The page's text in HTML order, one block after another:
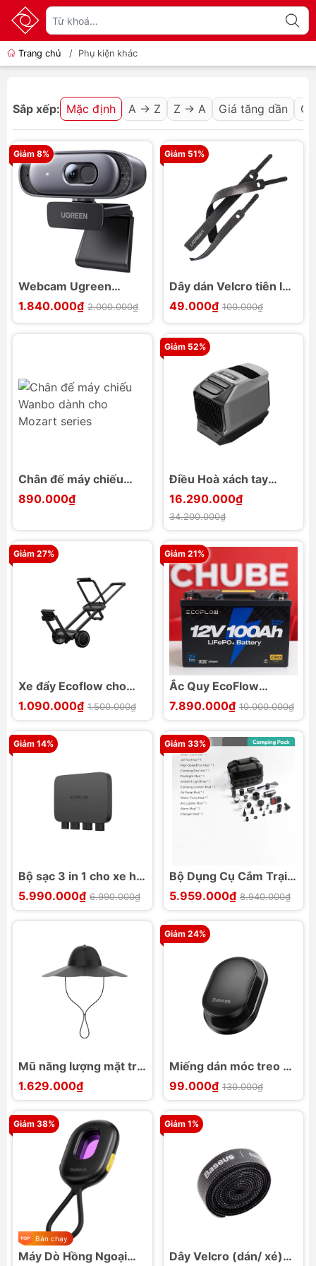
Trang chủ / Phụ kiện khác
Sắp xếp: Mặc định A → Z Z → A Giá tăng dần
Giảm 8%
Webcam Ugreen
35626
2K@30Hz/FullHD
1080p/60fps
1.840.000₫ 2.000.000₫
Giảm 51%
Dây dán Velcro tiên lợi
Ugreen LP146
49.000₫ 100.000₫
Chân đế máy chiếu
Wanbo dành cho
Mozart series
890.000₫
Giảm 52%
Điều Hoà xách tay
Ecoflow Wave 3
16.290.000₫
34.200.000₫
Giảm 27%
Xe đẩy Ecoflow cho
Delta Pro Ultra
1.090.000₫ 1.500.000₫
Giảm 21%
Ắc Quy EcoFlow
Lithium 12V 100Ah
7.890.000₫ 10.000.000₫
Giảm 14%
Bộ sạc 3 in 1 cho xe hơi
EcoFlow 800W sạc
bình, bảo trì, kích bình
5.990.000₫ 6.990.000₫
Giảm 33%
Bộ Dụng Cụ Cắm Trại
AECOOLY CamperKit
5.959.000₫ 8.940.000₫
Mũ năng lượng mặt trời
EcoFlow Solar Hat
EFPowerHat
1.629.000₫
Giảm 24%
Miếng dán móc treo đa
năng Baseus Small
Shell Vehicle Hook
99.000₫ 130.000₫
Giảm 38%
Bán chạy
Máy Dò Hồng Ngoại
Giảm 1%
Dây Velcro (dán/ xé)